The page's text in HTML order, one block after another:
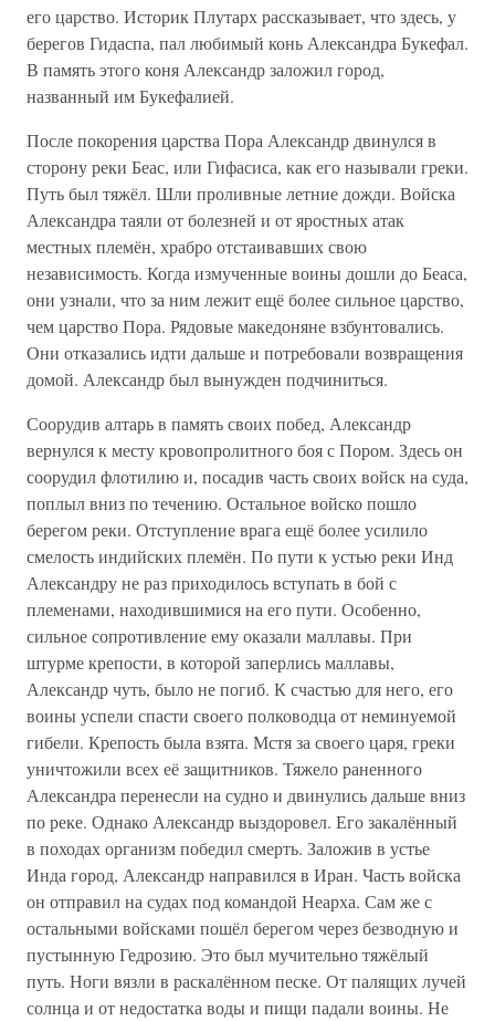
его царство. Историк Плутарх рассказывает, что здесь, у
берегов Гидаспа, пал любимый конь Александра Букефал.
В память этого коня Александр заложил город,
названный им Букефалией.
После покорения царства Пора Александр двинулся в
сторону реки Беас, или Гифасиса, как его называли греки.
Путь был тяжёл. Шли проливные летние дожди. Войска
Александра таяли от болезней и от яростных атак
местных племён, храбро отстаивавших свою
независимость. Когда измученные воины дошли до Беаса,
они узнали, что за ним лежит ещё более сильное царство,
чем царство Пора. Рядовые македоняне взбунтовались.
Они отказались идти дальше и потребовали возвращения
домой. Александр был вынужден подчиниться.
Соорудив алтарь в память своих побед, Александр
вернулся к месту кровопролитного боя с Пором. Здесь он
соорудил флотилию и, посадив часть своих войск на суда,
поплыл вниз по течению. Остальное войско пошло
берегом реки. Отступление врага ещё более усилило
смелость индийских племён. По пути к устью реки Инд
Александру не раз приходилось вступать в бой с
племенами, находившимися на его пути. Особенно,
сильное сопротивление ему оказали маллавы. При
штурме крепости, в которой заперлись маллавы,
Александр чуть, было не погиб. К счастью для него, его
воины успели спасти своего полководца от неминуемой
гибели. Крепость была взята. Мстя за своего царя, греки
уничтожили всех её защитников. Тяжело раненного
Александра перенесли на судно и двинулись дальше вниз
по реке. Однако Александр выздоровел. Его закалённый
в походах организм победил смерть. Заложив в устье
Инда город, Александр направился в Иран. Часть войска
он отправил на судах под командой Неарха. Сам же с
остальными войсками пошёл берегом через безводную и
пустынную Гедрозию. Это был мучительно тяжёлый
путь. Ноги вязли в раскалённом песке. От палящих лучей
солнца и от недостатка воды и пищи падали воины. Не